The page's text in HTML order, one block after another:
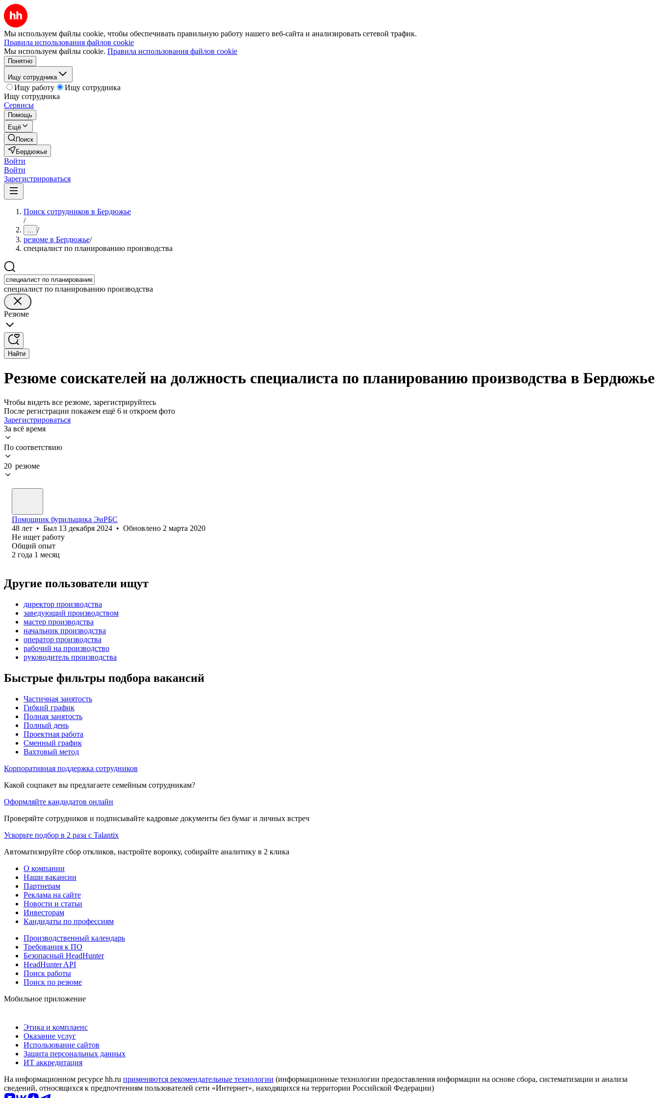
Мы используем файлы cookie, чтобы обеспечивать правильную работу нашего веб-сайта и анализировать сетевой трафик.
Правила использования файлов cookie
Мы используем файлы cookie. Правила использования файлов cookie
Понятно
Ищу сотрудника
Ищу работу
Ищу сотрудника
Ищу сотрудника
Сервисы
Помощь
Ещё
Поиск
Бердюжье
Войти
Войти
Зарегистрироваться
Поиск сотрудников в Бердюжье
/
... /
резюме в Бердюжье/
специалист по планированию производства
специалист по планированию производства
Резюме
Найти
Резюме соискателей на должность специалиста по планированию производства в Бердюжье
Чтобы видеть все резюме, зарегистрируйтесь
После регистрации покажем ещё 6 и откроем фото
Зарегистрироваться
За всё время
По соответствию
20 резюме
Помощник бурильщика ЭиРБС
48 лет • Был 13 декабря 2024 • Обновлено 2 марта 2020
Не ищет работу
Общий опыт
2 года 1 месяц
Другие пользователи ищут
директор производства
заведующий производством
мастер производства
начальник производства
оператор производства
рабочий на производство
руководитель производства
Быстрые фильтры подбора вакансий
Частичная занятость
Гибкий график
Полная занятость
Полный день
Проектная работа
Сменный график
Вахтовый метод
Корпоративная поддержка сотрудников
Какой соцпакет вы предлагаете семейным сотрудникам?
Оформляйте кандидатов онлайн
Проверяйте сотрудников и подписывайте кадровые документы без бумаг и личных встреч
Ускорьте подбор в 2 раза с Talantix
Автоматизируйте сбор откликов, настройте воронку, собирайте аналитику в 2 клика
О компании
Наши вакансии
Партнерам
Реклама на сайте
Новости и статьи
Инвесторам
Кандидаты по профессиям
Производственный календарь
Требования к ПО
Безопасный HeadHunter
HeadHunter API
Поиск работы
Поиск по резюме
Мобильное приложение
Этика и комплаенс
Оказание услуг
Использование сайтов
Защита персональных данных
ИТ аккредитация
На информационном ресурсе hh.ru применяются рекомендательные технологии (информационные технологии предоставления информации на основе сбора, систематизации и анализа
сведений, относящихся к предпочтениям пользователей сети «Интернет», находящихся на территории Российской Федерации)